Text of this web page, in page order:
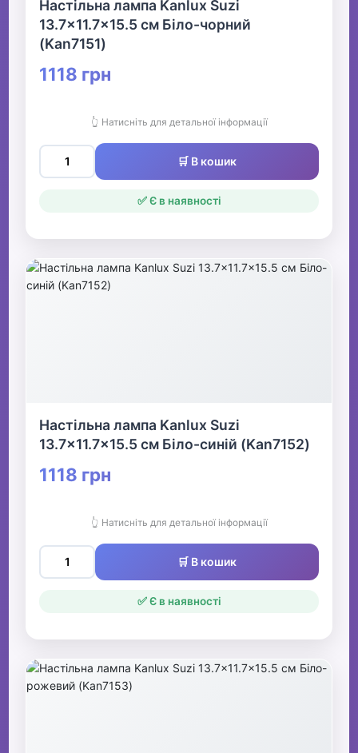
Настільна лампа Kanlux Suzi
13.7x11.7x15.5 см Біло-чорний
(Kan7151)
1118 грн
👆 Натисніть для детальної інформації
🛒 В кошик
✅ Є в наявності
Настільна лампа Kanlux Suzi
13.7x11.7x15.5 см Біло-синій (Kan7152)
1118 грн
👆 Натисніть для детальної інформації
🛒 В кошик
✅ Є в наявності